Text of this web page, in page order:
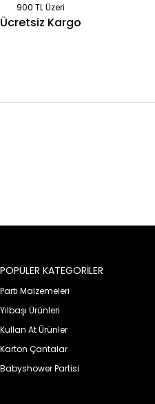
900 TL Üzeri
Ücretsiz Kargo
POPÜLER KATEGORİLER
Parti Malzemeleri
Yılbaşı Ürünleri
Kullan At Ürünler
Karton Çantalar
Babyshower Partisi